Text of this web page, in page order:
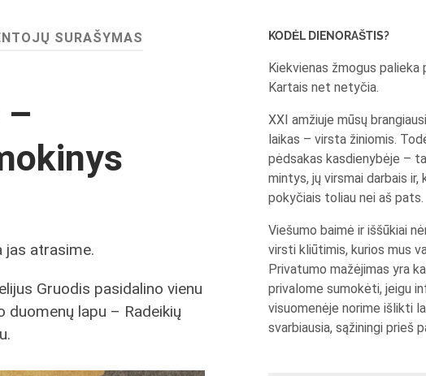
SURAŠYMAS
–
jas atrasime.
Gruodis pasidalino vienu
lapu – Radeikių
KODĖL DIENORAŠTIS?
Kiekvienas žmogus palieka
Kartais net netyčia.
XXI amžiuje mūsų
laikas – virsta žiniomis.
pėdsakas kasdienybėje –
mintys, jų virsmai darbais ir,
pokyčiais toliau nei aš pats.
Viešumo baimė ir iššūkiai
virsti kliūtimis, kurios mus
Privatumo mažėjimas yra
privalome sumokėti, jeigu
visuomenėje norime išlikti
svarbiausia, sąžiningi prieš